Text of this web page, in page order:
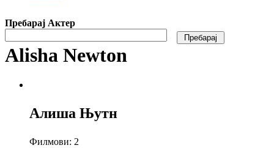
Пребарај Актер
Alisha Newton
Алиша Њутн
Филмови: 2